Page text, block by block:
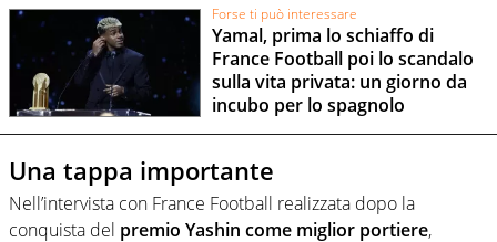
Forse ti può interessare
Yamal, prima lo schiaffo di
France Football poi lo scandalo
sulla vita privata: un giorno da
incubo per lo spagnolo
Una tappa importante
Nell’intervista con France Football realizzata dopo la
conquista del premio Yashin come miglior portiere,